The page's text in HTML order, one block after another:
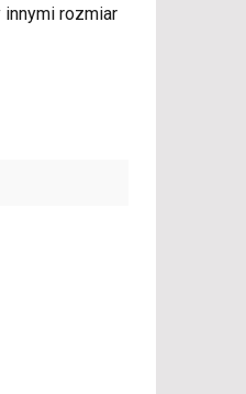
rozmiar